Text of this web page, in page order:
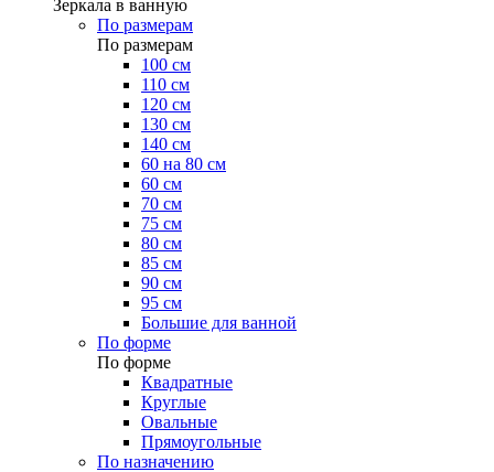
Зеркала в ванную
По размерам
По размерам
100 см
110 см
120 см
130 см
140 см
60 на 80 см
60 см
70 см
75 см
80 см
85 см
90 см
95 см
Большие для ванной
По форме
По форме
Квадратные
Круглые
Овальные
Прямоугольные
По назначению